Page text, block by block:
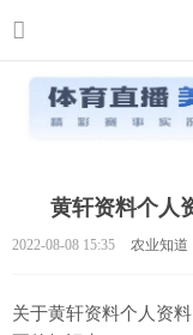
黄轩资料个人
2022-08-08 15:35 农业知道
关于黄轩资料个人资